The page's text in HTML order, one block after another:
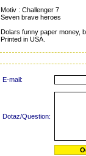
Motiv : Challenger 7
Seven brave heroes
Dolars funny paper money,
Printed in USA.
E-mail:
Dotaz/Question: